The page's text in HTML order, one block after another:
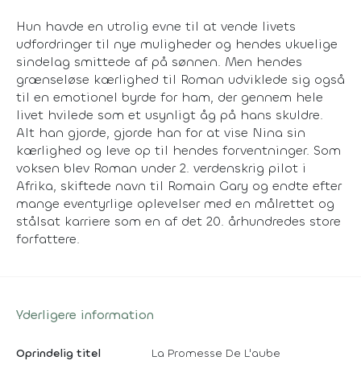
Hun havde en utrolig evne til at vende livets
udfordringer til nye muligheder og hendes ukuelige
sindelag smittede af på sønnen. Men hendes
grænseløse kærlighed til Roman udviklede sig også
til en emotionel byrde for ham, der gennem hele
livet hvilede som et usynligt åg på hans skuldre.
Alt han gjorde, gjorde han for at vise Nina sin
kærlighed og leve op til hendes forventninger. Som
voksen blev Roman under 2. verdenskrig pilot i
Afrika, skiftede navn til Romain Gary og endte efter
mange eventyrlige oplevelser med en målrettet og
stålsat karriere som en af det 20. århundredes store
forfattere.
Yderligere information
Oprindelig titel La Promesse De L'aube